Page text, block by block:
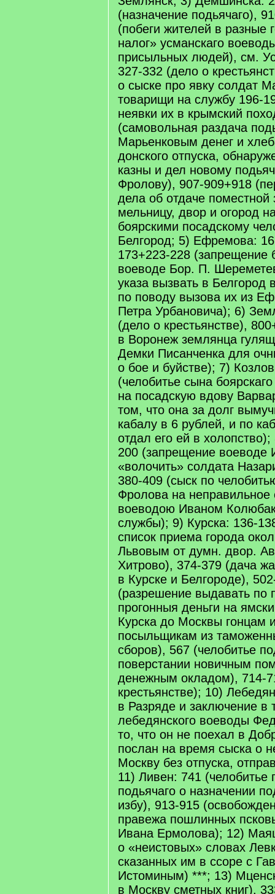
(назначение подьячаго),
(побеги жителей в разные
налог» усманскаго
присыльных людей), см.
327-332 (дело о
о сыске про явку солдат
товарищи на службу 196-
неявки их в крымский
(самовольная раздача
Марьенковым денег и
донского отпуска,
казны и дел новому
Фролову), 907-909+918
дела об отдаче поместной
мельницу, двор и огород
боярскими посадскому
Белгород; 5) Ефремова:
173+223-228 (запрещение
воеводе Бор. П.
указа вызвать в Белгород
по поводу вызова их из
Петра Урбановича); 6)
(дело о крестьянстве),
в Воронеж землянца
Демки Писанченка для
о бое и буйстве); 7)
(челобитье сына
на посадскую вдову
том, что она за долг
кабалу в 6 рублей, и по
отдал его ей в
200 (запрещение воеводе
«волочить» солдата
380-409 (сыск по
Фролова на неправильное
воеводою Иваном
службы); 9) Курска: 136-
список приема города
Львовым от думн. двор.
Хитрово), 374-379 (дача
в Курске и Белгороде),
(разрешение выдавать по
прогонныя деньги на
Курска до Москвы гонцам
посыльщикам из
сборов), 567 (челобитье
поверстании новичным
денежным окладом), 714-
крестьянстве); 10)
в Разряде и заключение в
лебедянского воеводы
то, что он не поехал в
послан на время сыска о
Москву без отпуска,
11) Ливен: 741 (челобитье
подьячаго о назначении
избу), 913-915
правежа пошлинных
Ивана Ермолова); 12)
о «неистовых» словах
сказанных им в ссоре с
Истоминым) ***; 13)
в Москву сметных книг),